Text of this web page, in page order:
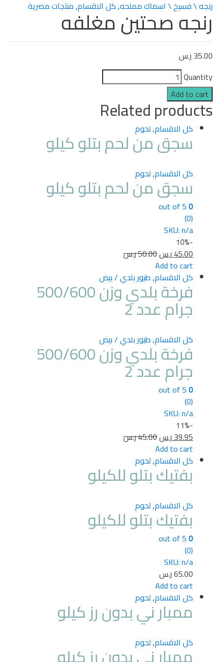
رنجه \ فسيخ \ اسماك مملحه,كل الاقسام,منتجات مصريةرنجه صحتين مغلفه
35.00 ر.س
Quantity
Add to cart
Related products
كل الاقسام,لحوم
سجق من لحم بتلو كيلو
كل الاقسام,لحوم
سجق من لحم بتلو كيلو
0
(0)
SKU: n/a
-
10%
45.00ر.س50.00ر.س
Add to cart
كل الاقسام,طيور بلدي / بيض فرخة بلدي وزن 500/600
جرام عدد 2
كل الاقسام,طيور بلدي / بيض فرخة بلدي وزن 500/600
جرام عدد 2
0
(0)
SKU: n/a
-
11%
39.95ر.س45.00ر.س
Add to cart
كل الاقسام,لحوم
بفتيك بتلو للكيلو
كل الاقسام,لحوم
بفتيك بتلو للكيلو
0
(0)
SKU: n/a
65.00ر.س
Add to cart
كل الاقسام,لحوم
ممبار ني بدون رز كيلو
كل الاقسام,لحوم